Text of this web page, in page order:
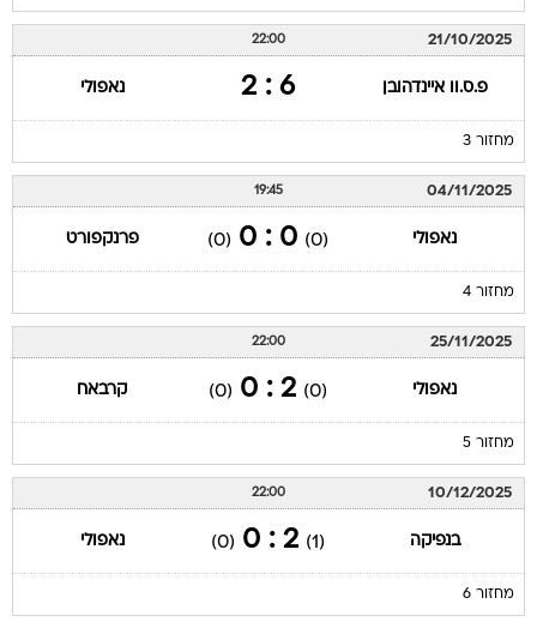
21/10/2025
22:00
פ.ס.וו איינדהובן 6 : 2 נאפולי
מחזור 3
04/11/2025
19:45
נאפולי (0)
0 : 0
(0) פרנקפורט
מחזור 4
25/11/2025
22:00
נאפולי (0)
2 : 0
(0) קרבאח
מחזור 5
10/12/2025
22:00
בנפיקה (1)
2 : 0
(0) נאפולי
מחזור 6